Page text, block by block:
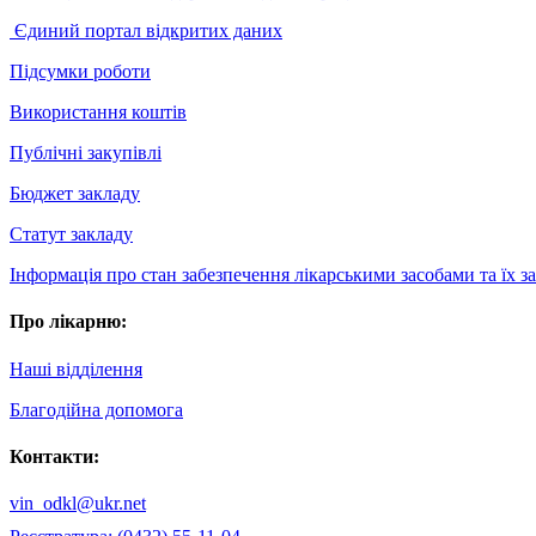
Єдиний портал відкритих даних
Підсумки роботи
Використання коштів
Публічні закупівлі
Бюджет закладу
Статут закладу
Інформація про стан забезпечення лікарськими засобами та їх
Про лікарню:
Наші відділення
Благодійна допомога
Контакти:
vin_odkl@ukr.net